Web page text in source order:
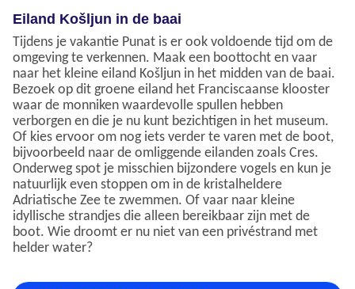
Eiland Košljun in de baai
Tijdens je vakantie Punat is er ook voldoende tijd om de
omgeving te verkennen. Maak een boottocht en vaar
naar het kleine eiland Košljun in het midden van de baai.
Bezoek op dit groene eiland het Franciscaanse klooster
waar de monniken waardevolle spullen hebben
verborgen en die je nu kunt bezichtigen in het museum.
Of kies ervoor om nog iets verder te varen met de boot,
bijvoorbeeld naar de omliggende eilanden zoals Cres.
Onderweg spot je misschien bijzondere vogels en kun je
natuurlijk even stoppen om in de kristalheldere
Adriatische Zee te zwemmen. Of vaar naar kleine
idyllische strandjes die alleen bereikbaar zijn met de
boot. Wie droomt er nu niet van een privéstrand met
helder water?